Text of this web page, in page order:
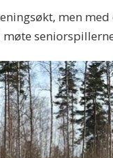
men